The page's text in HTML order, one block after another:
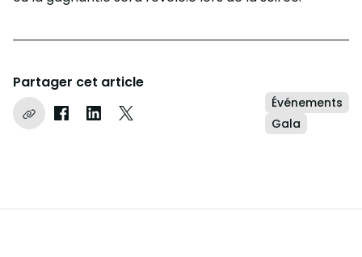
Partager cet article
Copier le lien
Partager sur Facebook
Partager sur LinkedIn
Partager sur Instagram
Événements
Gala